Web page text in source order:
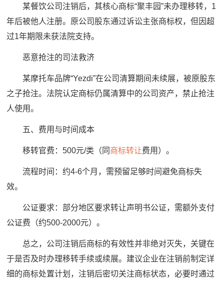
某餐饮公司注销后，其核心商标“聚丰园”未办理移转，1
年后被他人注册。原公司股东通过诉讼主张商标权，但因超
过1年期限未获法院支持。
恶意抢注的司法救济
某摩托车品牌“Yezdi”在公司清算期间未续展，被原股东
之子抢注。法院认定商标仍属清算中的公司资产，禁止抢注
人使用。
五、费用与时间成本
移转官费：500元/类（同 商标转让费用）。
流程时间：约4-6个月，需预留足够时间避免商标失
效。
公证要求：部分地区要求转让声明书公证，需额外支付
公证费（约500-2000元）。
总之，公司注销后商标的有效性并非绝对灭失，关键在
于是否及时办理移转手续或续展。建议企业在注销前制定详
细的商标处置计划，注销后密切关注商标状态，必要时通过